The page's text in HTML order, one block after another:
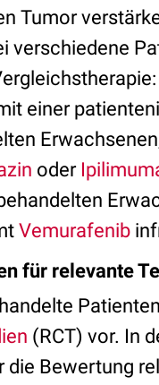
Tumor
verschiedene
einer
oder
Vemurafenib
für relevante
(RCT) vor. In
die Bewertung